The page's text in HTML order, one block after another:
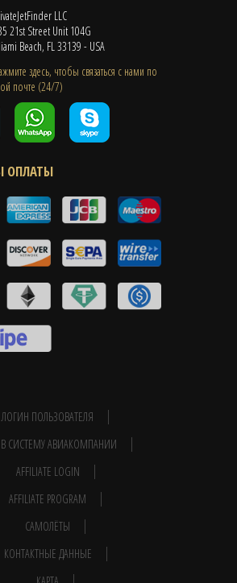
LLC
21st Street Unit 104G
Beach, FL 33139 - USA
здесь, чтобы связаться с нами по
почте (24/7)
ОПЛАТЫ
ЛОГИН ПОЛЬЗОВАТЕЛЯ
В СИСТЕМУ АВИАКОМПАНИИ
AFFILIATE LOGIN
AFFILIATE PROGRAM
САМОЛЁТЫ
КОНТАКТНЫЕ ДАННЫЕ